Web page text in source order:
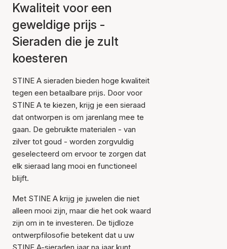
Kwaliteit voor een
geweldige prijs -
Sieraden die je zult
koesteren
STINE A sieraden bieden hoge kwaliteit
tegen een betaalbare prijs. Door voor
STINE A te kiezen, krijg je een sieraad
dat ontworpen is om jarenlang mee te
gaan. De gebruikte materialen - van
zilver tot goud - worden zorgvuldig
geselecteerd om ervoor te zorgen dat
elk sieraad lang mooi en functioneel
blijft.
Met STINE A krijg je juwelen die niet
alleen mooi zijn, maar die het ook waard
zijn om in te investeren. De tijdloze
ontwerpfilosofie betekent dat u uw